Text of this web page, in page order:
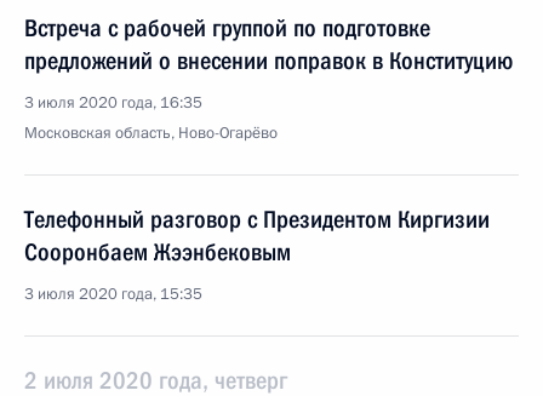
Встреча с рабочей группой по подготовке
предложений о внесении поправок в Конституцию
3 июля 2020 года, 16:35
Московская область, Ново-Огарёво
Телефонный разговор с Президентом Киргизии
Сооронбаем Жээнбековым
3 июля 2020 года, 15:35
2 июля 2020 года, четверг